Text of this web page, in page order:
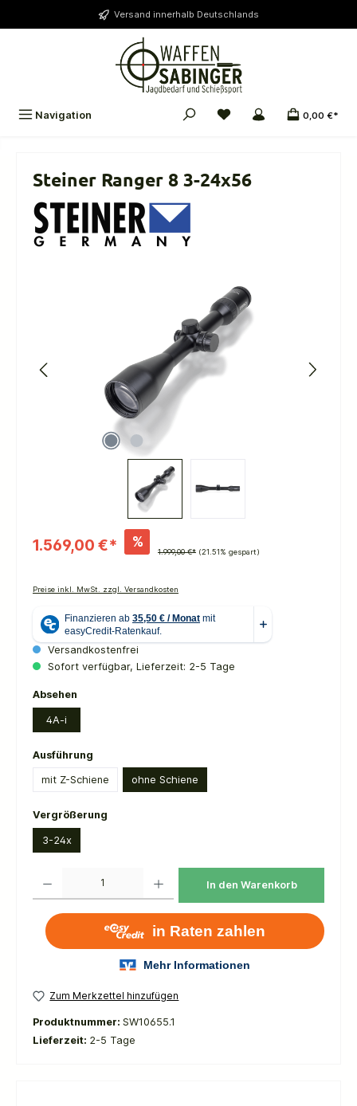
Versand innerhalb Deutschlands
Navigation 0,00 €*
Steiner Ranger 8 3-24x56
1.569,00 €* %
1.999,00 €* (21.51% gespart)
Preise inkl. MwSt. zzgl. Versandkosten
Versandkostenfrei
Sofort verfügbar, Lieferzeit: 2-5 Tage
Absehen
4A-i
Ausführung
mit Z-Schiene ohne Schiene
Vergrößerung
3-24x
In den Warenkorb
Zum Merkzettel hinzufügen
Produktnummer: SW10655.1
Lieferzeit: 2-5 Tage